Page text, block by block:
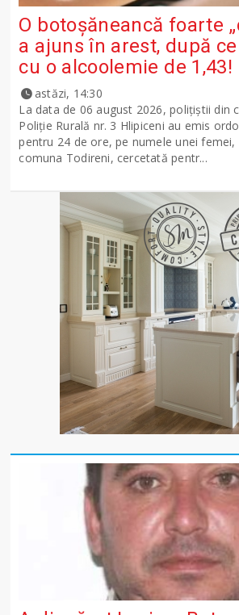
O botoșăneancă foarte
a ajuns în arest, după
cu o alcoolemie de 1,43!
astăzi, 14:30
La data de 06 august 2026, polițiștii din
Poliție Rurală nr. 3 Hlipiceni au emis
pentru 24 de ore, pe numele unei femei,
comuna Todireni, cercetată pentr...